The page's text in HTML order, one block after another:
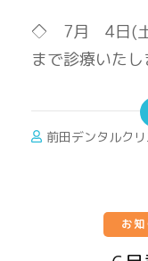
◇ 7月 4日(
まで診療い
前田デンタルク
お